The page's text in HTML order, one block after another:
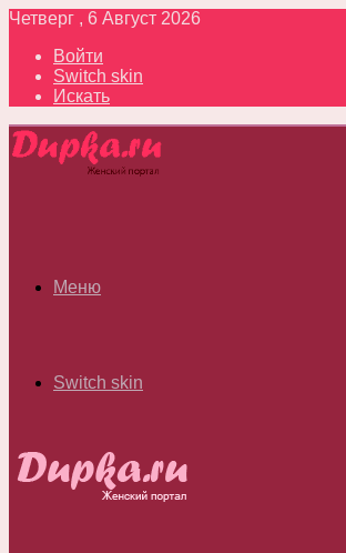
Четверг , 6 Август 2026
Войти
Switch skin
Искать
Меню
Switch skin